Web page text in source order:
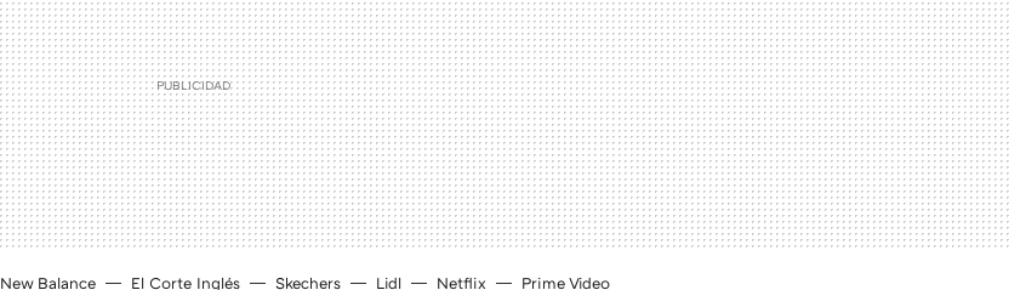
New Balance El Corte Inglés Skechers Lidl Netflix Prime Video